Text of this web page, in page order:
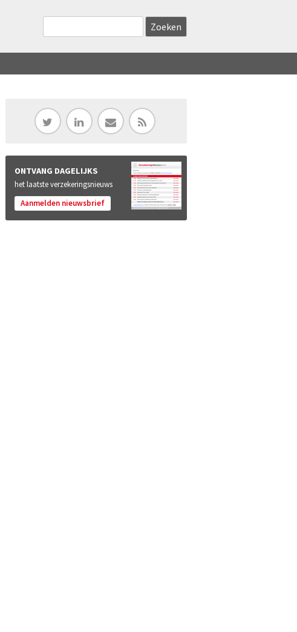
ONTVANG DAGELIJKS
het laatste verzekeringsnieuws
Aanmelden nieuwsbrief